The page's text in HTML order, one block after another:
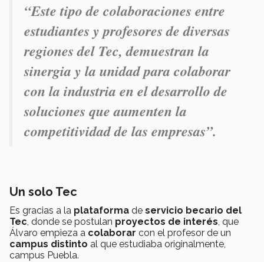
“Este tipo de colaboraciones entre
estudiantes y profesores de diversas
regiones del Tec, demuestran la
sinergia y la unidad para colaborar
con la industria en el desarrollo de
soluciones que aumenten la
competitividad de las empresas”.
Un solo Tec
Es gracias a la plataforma de servicio becario del
Tec, donde se postulan proyectos de interés, que
Álvaro empieza a colaborar con el profesor de un
campus distinto al que estudiaba originalmente,
campus Puebla.